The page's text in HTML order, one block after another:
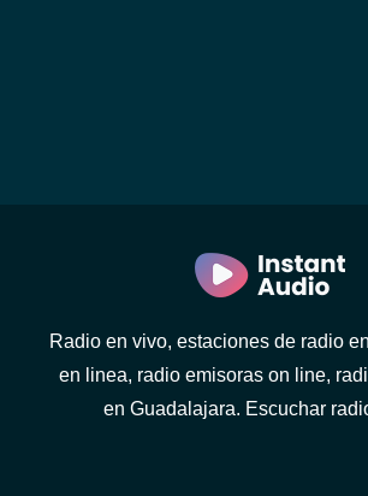
Radio en vivo, estaciones de radio
en linea, radio emisoras on line,
en Guadalajara. Escuchar